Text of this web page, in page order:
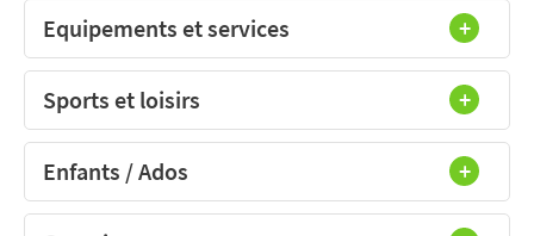
Equipements et services
Sports et loisirs
Enfants / Ados